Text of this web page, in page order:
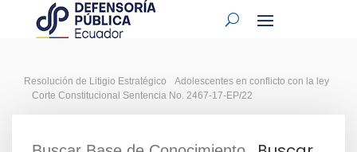
Resolución de Litigio Estratégico
Adolescentes en conflicto con la ley
Corte Constitucional Sentencia No. 2467-17-EP/22